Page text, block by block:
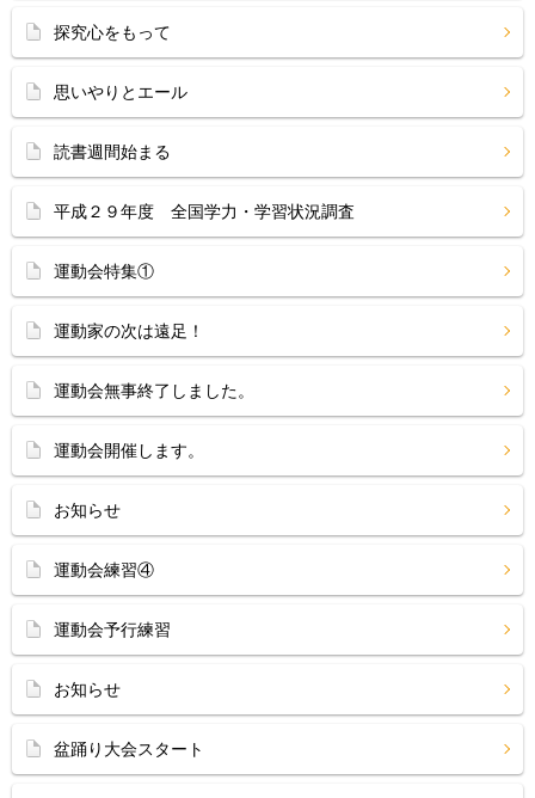
探究心をもって
思いやりとエール
読書週間始まる
平成２９年度 全国学力・学習状況調査
運動会特集①
運動家の次は遠足！
運動会無事終了しました。
運動会開催します。
お知らせ
運動会練習④
運動会予行練習
お知らせ
盆踊り大会スタート